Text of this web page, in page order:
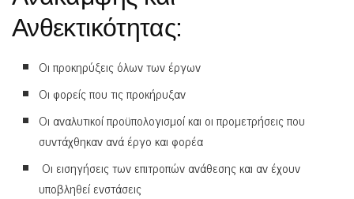
Ανθεκτικότητας:
Οι προκηρύξεις όλων των έργων
Οι φορείς που τις προκήρυξαν
Οι αναλυτικοί προϋπολογισμοί και οι προμετρήσεις που
συντάχθηκαν ανά έργο και φορέα
Οι εισηγήσεις των επιτροπών ανάθεσης και αν έχουν
υποβληθεί ενστάσεις